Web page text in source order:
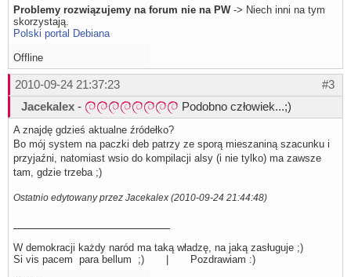
        pcm         "dmixer"
    }
    control {
        name        "Softvol11"
}
ctl.dmixer {
    type hw
    card 0
}
ctl.dsnooped {
    type hw
    card 0
#więc nazwy 6 kanałów, jak i "slave'a" - czyli kanał
pcm.pavcp
{
Problemy rozwiązujemy na forum nie na PW-> Niech inni na tym
skorzystają.
Polski portal Debiana
Offline
#3
2010-09-24 21:37:23
Jacekalex - Podobno człowiek...;)
A znajdę gdzieś aktualne źródełko?
Bo mój system na paczki deb patrzy ze sporą mieszaniną szacunku i
przyjaźni, natomiast wsio do kompilacji alsy (i nie tylko) ma zawsze
tam, gdzie trzeba ;)
Ostatnio edytowany przez Jacekalex (2010-09-24 21:44:48)
W demokracji każdy naród ma taką władzę, na jaką zasługuje ;)
Si vis pacem para bellum ;) | Pozdrawiam :)